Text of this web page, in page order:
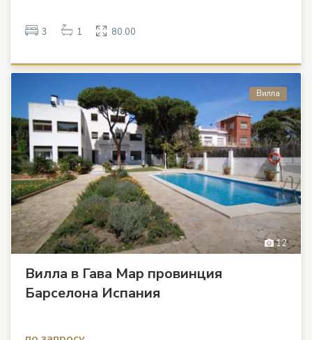
3 1 80.00
12
Вилла
Вилла в Гава Мар провинция
Барселона Испания